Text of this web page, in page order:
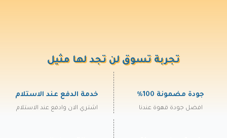
تجربة تسوق لن تجد لها مثيل
جودة مضمونة 100%
افضل جودة قهوة عندنا
خدمة الدفع عند الاستلام
اشتري الان وادفع عند الاستلام